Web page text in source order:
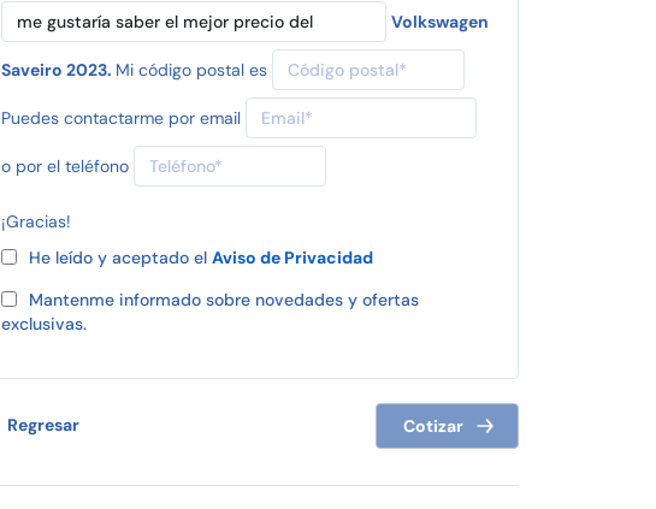
Volkswagen
Saveiro 2023. Mi código postal es
Puedes contactarme por email
o por el teléfono
¡Gracias!
He leído y aceptado el Aviso de Privacidad
Mantenme informado sobre novedades y ofertas
exclusivas.
Regresar Cotizar